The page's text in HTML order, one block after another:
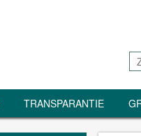
TRANSPARANTIE